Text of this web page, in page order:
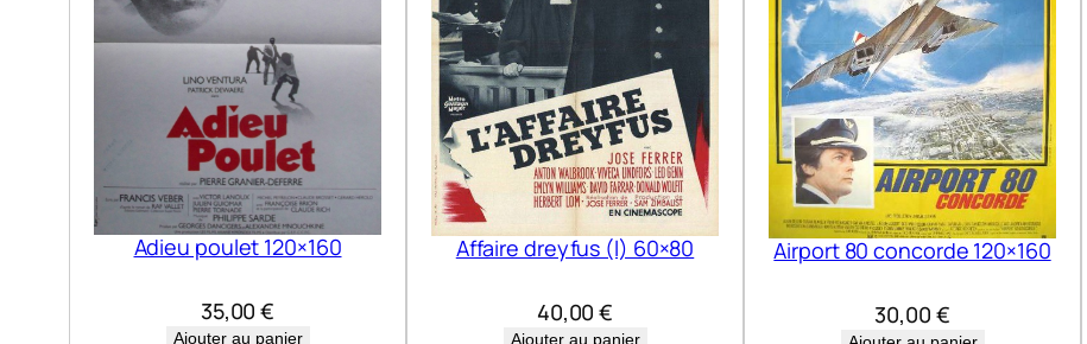
Adieu poulet 120×160
35,00€
Ajouter au panier
Affaire dreyfus (l) 60×80
40,00€
Ajouter au panier
Airport 80 concorde 120×160
30,00 €